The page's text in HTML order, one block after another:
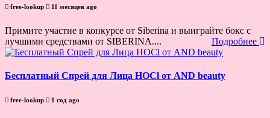
free-lookup 11 месяцев ago
Примите участие в конкурсе от Siberina и выиграйте бокс с
лучшими средствами от SIBERINA....
Подробнее
Бесплатный Спрей для Лица HOCl от AND beauty
free-lookup 1 год ago